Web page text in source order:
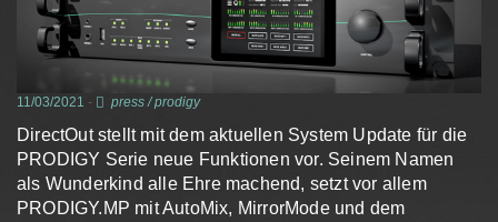
11/03/2021 - press/prodigy
DirectOut stellt mit dem aktuellen System Update für die
PRODIGY Serie neue Funktionen vor. Seinem Namen
als Wunderkind alle Ehre machend, setzt vor allem
PRODIGY.MP mit AutoMix, MirrorMode und dem